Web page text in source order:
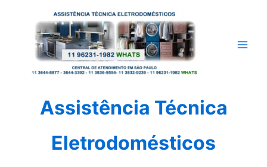
conteúdo
Assistência Técnica
Eletrodomésticos